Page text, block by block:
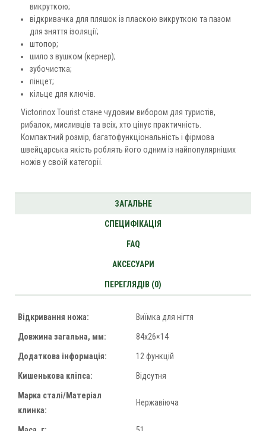
викруткою;
відкривачка для пляшок із пласкою викруткою та пазом
для зняття ізоляції;
штопор;
шило з вушком (кернер);
зубочистка;
пінцет;
кільце для ключів.
Victorinox Tourist стане чудовим вибором для туристів,
рибалок, мисливців та всіх, хто цінує практичність.
Компактний розмір, багатофункціональність і фірмова
швейцарська якість роблять його одним із найпопулярніших
ножів у своїй категорії.
ЗАГАЛЬНЕ
СПЕЦИФІКАЦІЯ
FAQ
АКСЕСУАРИ
ПЕРЕГЛЯДІВ (0)
Відкривання ножа: Виїмка для нігтя
Довжина загальна, мм: 84x26×14
Додаткова інформація: 12 функцій
Кишенькова кліпса: Відсутня
Марка сталі/Матеріал
клинка:
Нержавіюча